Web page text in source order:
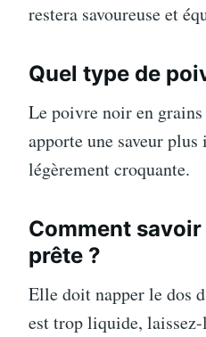
restera savoureuse et
Quel type de
Le poivre noir en
apporte une saveur
légèrement croquante.
Comment
prête ?
Elle doit napper le dos
est trop liquide,